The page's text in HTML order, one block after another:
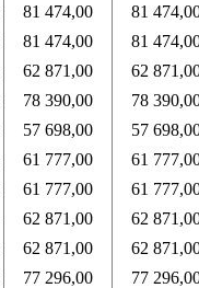
81 474,00
81
81 474,00
81
62 871,00
62
78 390,00
78
57 698,00
57
61 777,00
61
61 777,00
61
62 871,00
62
62 871,00
62
77 296,00
77